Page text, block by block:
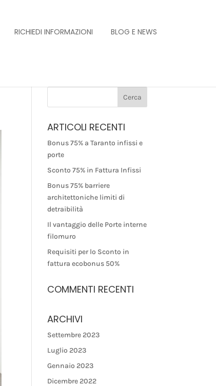
RICHIEDI INFORMAZIONI BLOG E NEWS
ARTICOLI RECENTI
Bonus 75% a Taranto infissi e
porte
Sconto 75% in Fattura Infissi
Bonus 75% barriere
architettoniche limiti di
detraibilità
Il vantaggio delle Porte interne
filomuro
Requisiti per lo Sconto in
fattura ecobonus 50%
COMMENTI RECENTI
ARCHIVI
Settembre 2023
Luglio 2023
Gennaio 2023
Dicembre 2022